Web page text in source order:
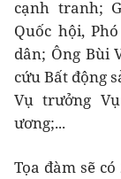
cạnh tranh;
Quốc hội,
dân; Ông Bùi
cứu Bất động
Vụ trưởng
ương;...
Tọa đàm sẽ